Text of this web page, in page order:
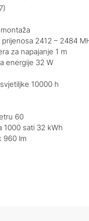
2412 – 2484
za napajanje 1 m
energije 32 W
10000 h
60
1000 sati 32 kWh
960 lm